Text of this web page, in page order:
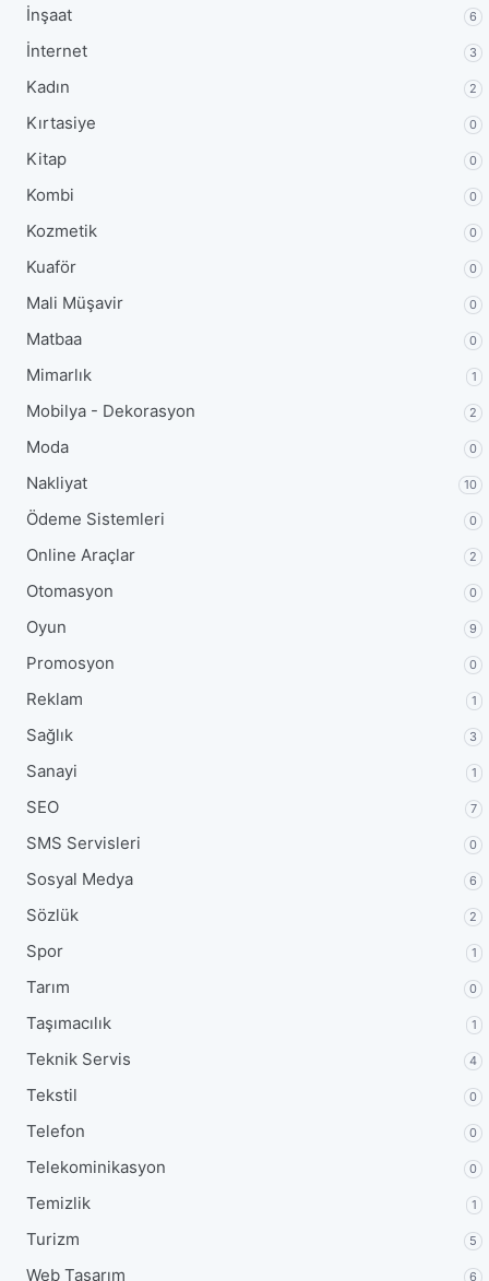
İnşaat 6
İnternet 3
Kadın 2
Kırtasiye 0
Kitap 0
Kombi 0
Kozmetik 0
Kuaför 0
Mali Müşavir 0
Matbaa 0
Mimarlık 1
Mobilya - Dekorasyon 2
Moda 0
Nakliyat 10
Ödeme Sistemleri 0
Online Araçlar 2
Otomasyon 0
Oyun 9
Promosyon 0
Reklam 1
Sağlık 3
Sanayi 1
SEO 7
SMS Servisleri 0
Sosyal Medya 6
Sözlük 2
Spor 1
Tarım 0
Taşımacılık 1
Teknik Servis 4
Tekstil 0
Telefon 0
Telekominikasyon 0
Temizlik 1
Turizm 5
Web Tasarım 6